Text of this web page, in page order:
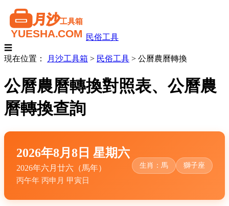
民俗工具
☰
現在位置：
月沙工具箱 > 民俗工具 > 公曆農曆轉換
公曆農曆轉換對照表、公曆農
曆轉換查詢
2026年8月8日 星期六
2026年六月廿六（馬年）
丙午年 丙申月 甲寅日
生肖：馬 獅子座